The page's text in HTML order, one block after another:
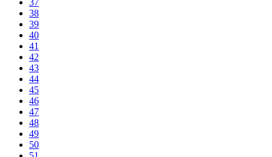
37
38
39
40
41
42
43
44
45
46
47
48
49
50